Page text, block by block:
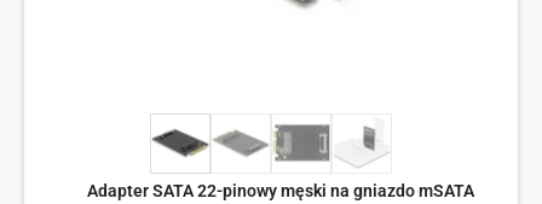
Adapter SATA 22-pinowy męski na gniazdo mSATA